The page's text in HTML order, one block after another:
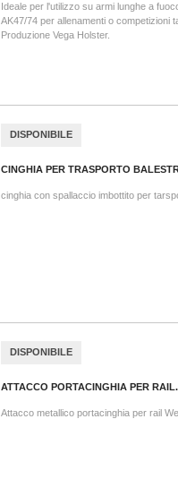
Ideale per l'utilizzo su armi lunghe a
AK47/74 per allenamenti o competizioni
Produzione Vega Holster.
DISPONIBILE
CINGHIA PER TRASPORTO
cinghia con spallaccio imbottito per
DISPONIBILE
ATTACCO PORTACINGHIA PER
Attacco metallico portacinghia per rail